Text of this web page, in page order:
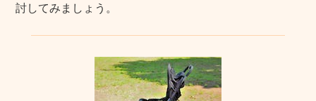
討してみましょう。